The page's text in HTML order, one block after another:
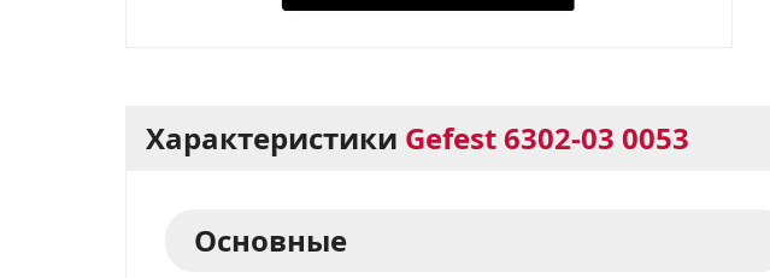
Характеристики Gefest 6302-03 0053
Основные